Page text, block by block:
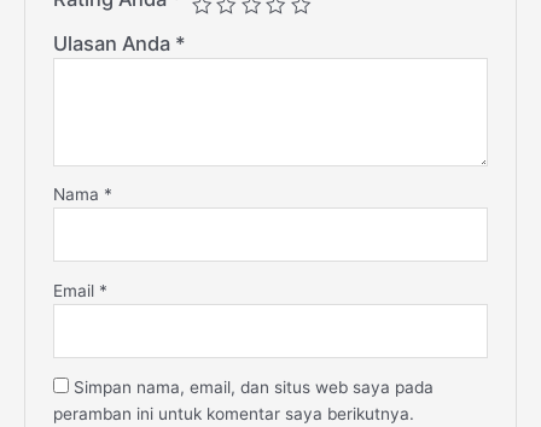
Ulasan Anda *
Nama *
Email *
Simpan nama, email, dan situs web saya pada
peramban ini untuk komentar saya berikutnya.